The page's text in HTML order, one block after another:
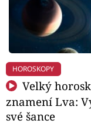
HOROSKOPY
Velký
znamení Lva:
své šance